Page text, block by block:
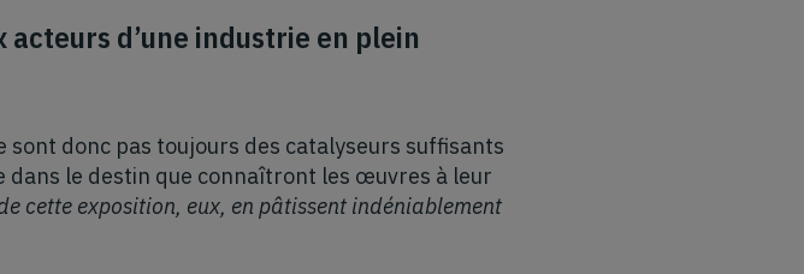
d’une industrie en plein
donc pas toujours des catalyseurs suffisants
dans le destin que connaîtront les œuvres à leur
cette exposition, eux, en pâtissent indéniablement